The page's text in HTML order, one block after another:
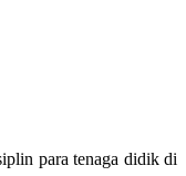
para tenaga didik di